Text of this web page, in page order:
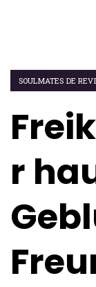
SOULMATES DE
r